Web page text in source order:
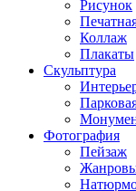
Рисунок
Коллаж
Плакаты
Скульптура
Фотография
Пейзаж